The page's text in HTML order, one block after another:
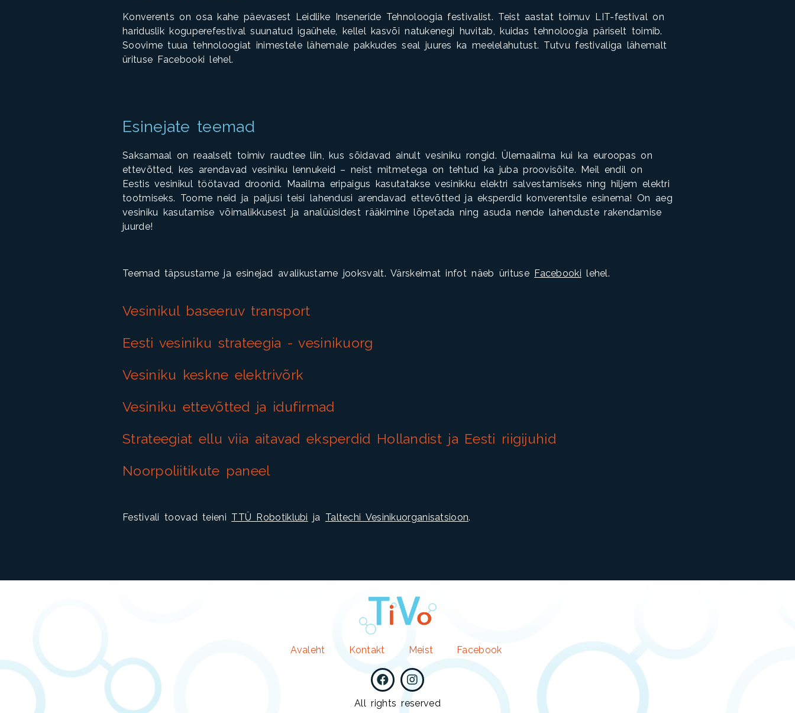
Konverents on osa kahe päevasest Leidlike Inseneride Tehnoloogia festivalist. Teist aastat toimuv LIT-festival on
hariduslik koguperefestival suunatud igaühele, kellel kasvõi natukenegi huvitab, kuidas tehnoloogia päriselt toimib.
Soovime tuua tehnoloogiat inimestele lähemale pakkudes seal juures ka meelelahutust. Tutvu festivaliga lähemalt
ürituse Facebookilehel.
Esinejate teemad
Saksamaal on reaalselt toimiv raudtee liin, kus sõidavad ainult vesiniku rongid. Ülemaailma kui ka euroopas on
ettevõtted, kes arendavad vesiniku lennukeid – neist mitmetega on tehtud ka juba proovisõite. Meil endil on
Eestis vesinikul töötavad droonid. Maailma eripaigus kasutatakse vesinikku elektri salvestamiseks ning hiljem elektri
tootmiseks. Toome neid ja paljusi teisi lahendusi arendavad ettevõtted ja eksperdid konverentsile esinema! On aeg
vesiniku kasutamise võimalikkusest ja analüüsidest rääkimine lõpetada ning asuda nende lahenduste rakendamise
juurde!
Teemad täpsustame ja esinejad avalikustame jooksvalt. Värskeimat infot näeb ürituse Facebooki lehel.
Vesinikul baseeruv transport
Eesti vesiniku strateegia - vesinikuorg
Vesiniku keskne elektrivõrk
Vesiniku ettevõtted ja idufirmad
Strateegiat ellu viia aitavad eksperdid Hollandist ja Eesti riigijuhid
Noorpoliitikute paneel
Festivali toovad teieni TTÜ Robotiklubi ja Taltechi Vesinikuorganisatsioon.
Avaleht Kontakt Meist Facebook
All rights reserved